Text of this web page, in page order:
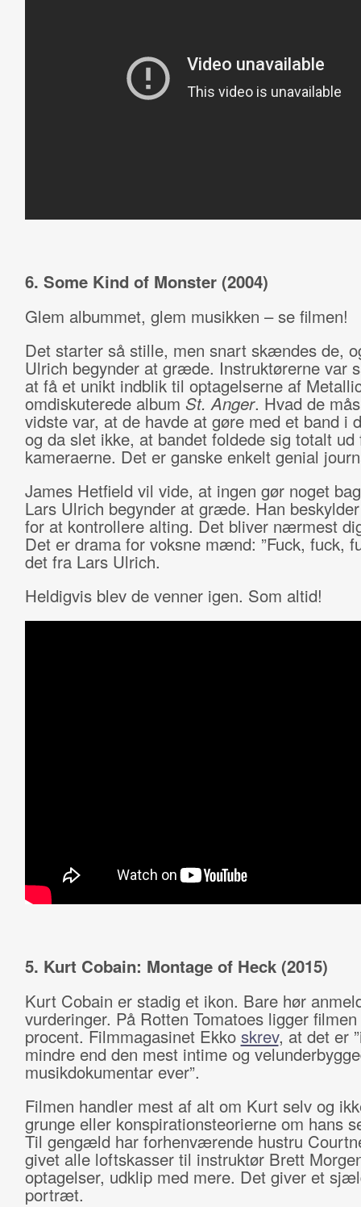
6. Some Kind of Monster (2004)
Glem albummet, glem musikken – se filmen!
Det starter så stille, men snart skændes de,
Ulrich begynder at græde. Instruktørerne var
at få et unikt indblik til optagelserne af
omdiskuterede album St. Anger. Hvad de
vidste var, at de havde at gøre med et band i
og da slet ikke, at bandet foldede sig totalt ud
kameraerne. Det er ganske enkelt genial
James Hetfield vil vide, at ingen gør noget
Lars Ulrich begynder at græde. Han
for at kontrollere alting. Det bliver nærmest
Det er drama for voksne mænd: ”Fuck, fuck,
det fra Lars Ulrich.
Heldigvis blev de venner igen. Som altid!
5. Kurt Cobain: Montage of Heck (2015)
Kurt Cobain er stadig et ikon. Bare hør
vurderinger. På Rotten Tomatoes ligger
procent. Filmmagasinet Ekko skrev, at det er
mindre end den mest intime og
musikdokumentar ever”.
Filmen handler mest af alt om Kurt selv og
grunge eller konspirationsteorierne om hans
Til gengæld har forhenværende hustru
givet alle loftskasser til instruktør Brett
optagelser, udklip med mere. Det giver et
portræt.